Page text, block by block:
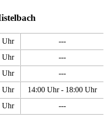
Uhr
---
Uhr
---
Uhr
---
Uhr
14:00 Uhr - 18:00 Uhr
Uhr
---